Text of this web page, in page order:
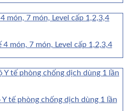
4 món, 7 món, Level cấp 1,2,3,4
Y tế phòng chống dịch dùng 1 lần